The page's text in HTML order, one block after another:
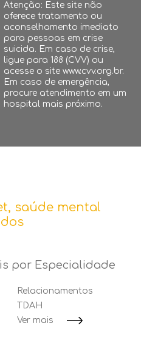
Atenção: Este site não
oferece tratamento ou
aconselhamento imediato
para pessoas em crise
suicida. Em caso de crise,
ligue para 188 (CVV) ou
acesse o site www.cvv.org.br.
Em caso de emergência,
procure atendimento em um
hospital mais próximo.
saúde mental
por Especialidade
Relacionamentos
TDAH
Ver mais